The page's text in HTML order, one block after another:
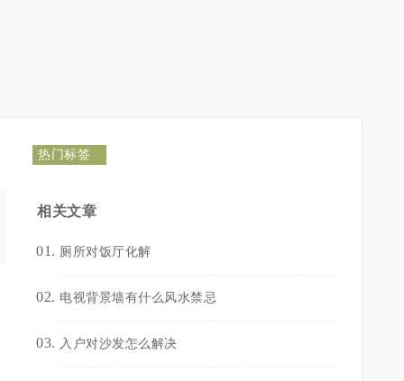
热门标签
相关文章
厕所对饭厅化解
电视背景墙有什么风水禁忌
入户对沙发怎么解决